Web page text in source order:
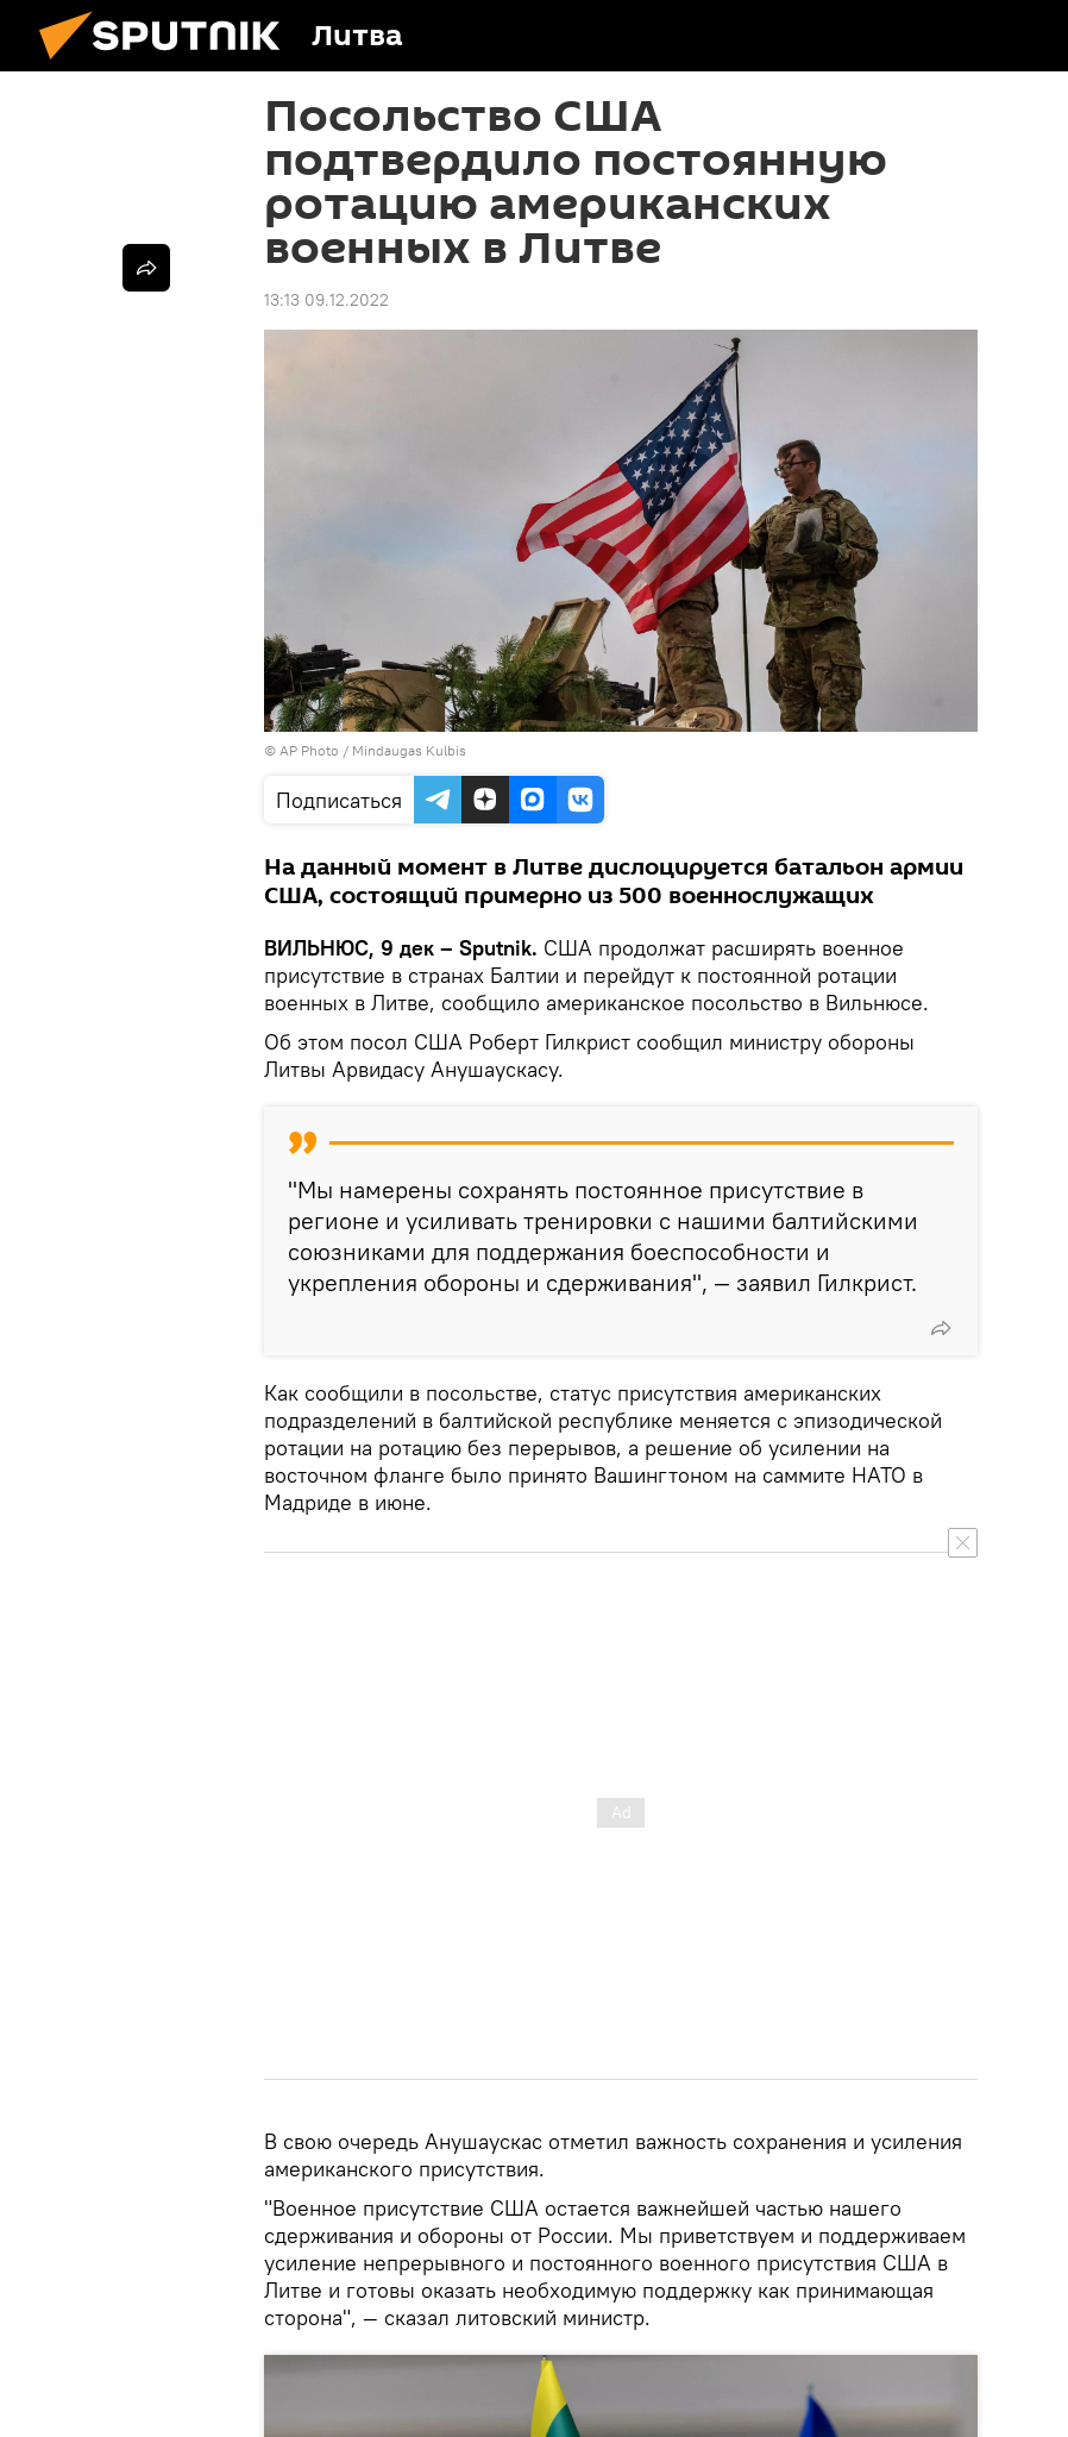
Литва
Посольство США
подтвердило постоянную
ротацию американских
военных в Литве
13:13 09.12.2022
© AP Photo / Mindaugas Kulbis
Подписаться
На данный момент в Литве дислоцируется батальон армии
США, состоящий примерно из 500 военнослужащих
ВИЛЬНЮС, 9 дек – Sputnik. США продолжат расширять военное
присутствие в странах Балтии и перейдут к постоянной ротации
военных в Литве, сообщило американское посольство в Вильнюсе.
Об этом посол США Роберт Гилкрист сообщил министру обороны
Литвы Арвидасу Анушаускасу.
"Мы намерены сохранять постоянное присутствие в
регионе и усиливать тренировки с нашими балтийскими
союзниками для поддержания боеспособности и
укрепления обороны и сдерживания", — заявил Гилкрист.
Как сообщили в посольстве, статус присутствия американских
подразделений в балтийской республике меняется с эпизодической
ротации на ротацию без перерывов, а решение об усилении на
восточном фланге было принято Вашингтоном на саммите НАТО в
Мадриде в июне.
В свою очередь Анушаускас отметил важность сохранения и усиления
американского присутствия.
"Военное присутствие США остается важнейшей частью нашего
сдерживания и обороны от России. Мы приветствуем и поддерживаем
усиление непрерывного и постоянного военного присутствия США в
Литве и готовы оказать необходимую поддержку как принимающая
сторона", — сказал литовский министр.